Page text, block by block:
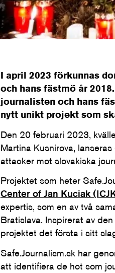
I april 2023 förkunnas
och hans fästmö år
journalisten och hans
nytt unikt projekt som
Den 20 februari 2023,
Martina Kusnirova,
attacker mot slovakiska
Projektet som heter
Center of Jan Kuciak
expertis, som en av två
Bratislava. Inspirerat av
projektet det första i sitt
Safe.Journalism.sk har
att identifiera de hot som